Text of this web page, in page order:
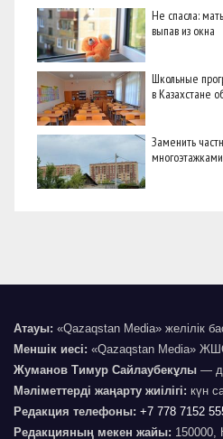
Не спасла:
выпав из окна
Школьные
в Казахстане
Заменить
Атауы: «Qazaqstan Media» желілік
Меншік иесі: «Qazaqstan Media»
Жуманов Тимур Сайлаубекұлы —
Мәліметтерді жаңарту жиілігі: күн
Редакция телефоны: +7 778 7152
Редакцияның мекен жайы: 150000,